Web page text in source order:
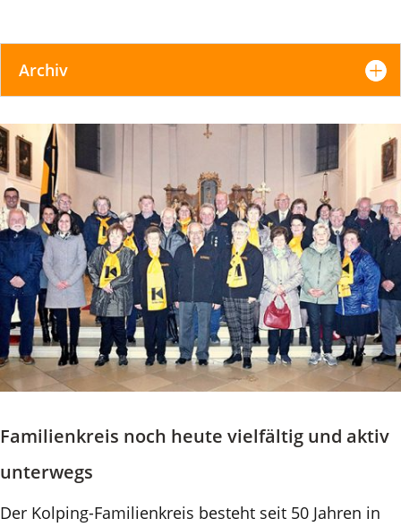
Archiv
Familienkreis noch heute vielfältig und aktiv
unterwegs
Der Kolping-Familienkreis besteht seit 50 Jahren in